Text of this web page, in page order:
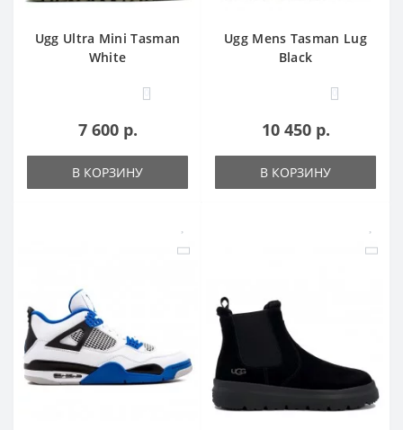
Ugg Ultra Mini Tasman
White
0
7 600 р.
В КОРЗИНУ
Ugg Mens Tasman Lug
Black
0
10 450 р.
В КОРЗИНУ